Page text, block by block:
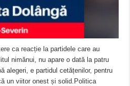
ca reacție la partidele care au
nimănui, nu apare o dată la patru
alegeri, e partidul cetățenilor, pentru
un viitor onest și solid.Politica